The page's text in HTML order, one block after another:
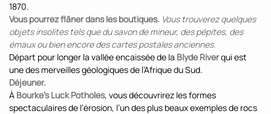
1870.
Vous pourrez flâner dans les boutiques. Vous trouverez quelques
objets insolites tels que du savon de mineur, des pépites, des
émaux ou bien encore des cartes postales anciennes.
Départ pour longer la vallée encaissée de la Blyde Riverqui est
une des merveilles géologiques de l’Afrique du Sud.
Déjeuner.
À Bourke's Luck Potholes, vous découvrirez les formes
spectaculaires de l’érosion, l’un des plus beaux exemples de rocs